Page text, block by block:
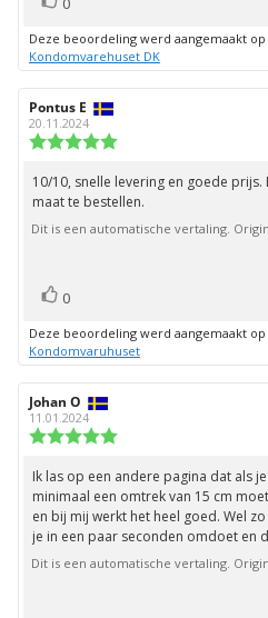
omhoog
Deze beoordeling werd aangemaakt op
Kondomvarehuset DK
Auteur
van
deze
beoordeling:
Pontus E
20.11.2024
uit
5
sterren
Beoordelingstekst:
10/10, snelle levering en goede
maat te bestellen.
Dit is een automatische vertaling.
Stem
omhoog
0
Deze beoordeling werd aangemaakt op
Kondomvaruhuset
Auteur
van
deze
beoordeling:
Johan O
11.01.2024
uit
5
sterren
Beoordelingstekst:
Ik las op een andere pagina dat als
minimaal een omtrek van 15 cm
en bij mij werkt het heel goed. Wel
je in een paar seconden omdoet en
Dit is een automatische vertaling.